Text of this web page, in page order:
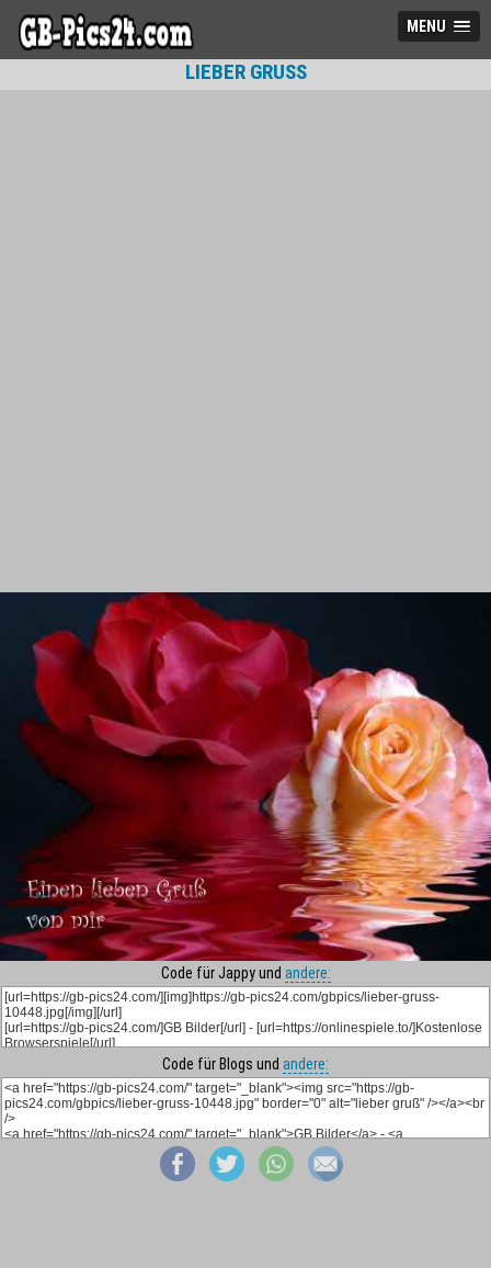
MENU
LIEBER GRUSS
Code für Jappy und andere:
Code für Blogs und andere: